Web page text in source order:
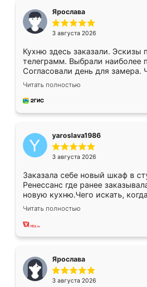
Ярослава
3 августа 2026
Кухню здесь заказали. Эскизы
телеграмм. Выбрали наиболее
Согласовали день для замера.
недели кухня была уже готова.
довольны работой. Спасибо
мебель за качественную работу!
Читать полностью
yaroslava1986
3 августа 2026
Заказала себе новый шкаф в
Ренессанс где ранее
новую кухню.Чего искать,
вполне довольна. Служит кухня
два года, нареканий нет.
Читать полностью
Ярослава
3 августа 2026